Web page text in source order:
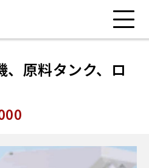
原料タンク、ロ